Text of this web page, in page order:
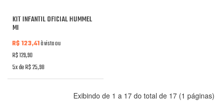
KIT INFANTIL OFICIAL HUMMEL
MI
R$ 123,41à vista ou
R$ 129,90
5x de R$ 25,98
Exibindo de 1 a 17 do total de 17 (1 páginas)